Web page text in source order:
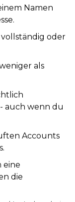
Namen
oder
als
auch wenn du
Accounts
eine
die